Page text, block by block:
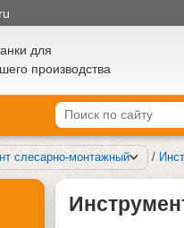
для
производства
слесарно-монтажный /